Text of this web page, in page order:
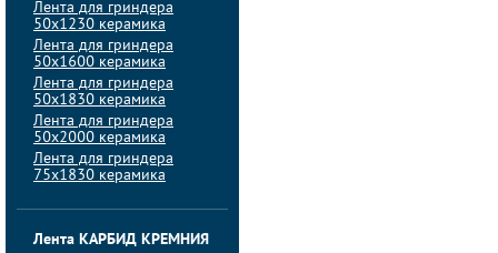
Лента для гриндера
50х1230 керамика
Лента для гриндера
50х1600 керамика
Лента для гриндера
50х1830 керамика
Лента для гриндера
50х2000 керамика
Лента для гриндера
75х1830 керамика
Лента КАРБИД КРЕМНИЯ